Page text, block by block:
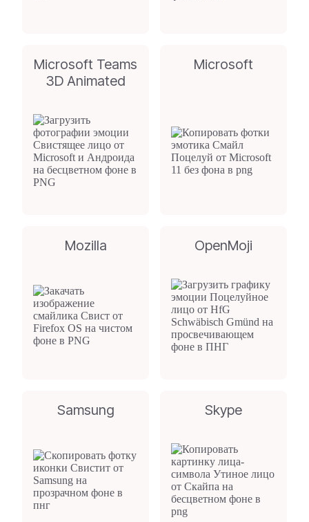
Microsoft Teams
3D Animated
Microsoft
Mozilla OpenMoji
Samsung Skype